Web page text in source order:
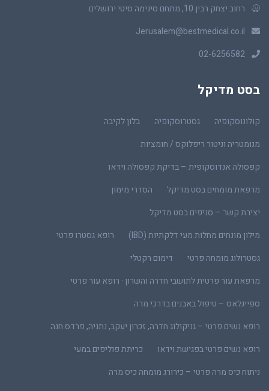
רחוב יצחק רבין 10, מתחם סינימה סיטי ירושלים
Jerusalem@bestmedical.co.il
02-6256582
בסט מדיקל
קולונוסקופיה גסטרוסקופיה
בלון לקיבה
מנומטריה וניטור ריפלוקס / חומציות
קפסולה אנדוסקופית – בדיקת קפסולה וידאו
מרפאת מומחים בסט מדיקל
הסדרי מימון
יצירת קשר – סניפים בסט מדיקל
מילון מונחים מחלות מעי דלקתיות (IBD)
רופא גסטרו פרטי
גסטרולוג מומחה פרטי
דימום רקטלי
מרפאת עור פרטית לתושבי חדרה והשרון · רופא עור פרטי
ספייגלאס – טיפול באבנים בדרכי מרה
רופא נשים פרטי – גניקולוג חדרה, זכרון יעקב, נתניה, פרדס חנה
רופא נשים פרטי בפגישת וידאו
כריתת פוליפים במעי
ניתוח כיס מרה פרטי – כירורג מומחה כיס מרה